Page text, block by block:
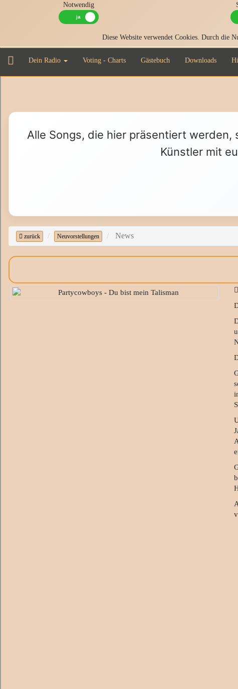
Notwendig
Diese Website verwendet Cookies. Durch die
Dein Radio Voting - Charts Gästebuch Downloads
Alle Songs, die hier präsentiert
Künstler mit
zurück Neuvorstellungen News